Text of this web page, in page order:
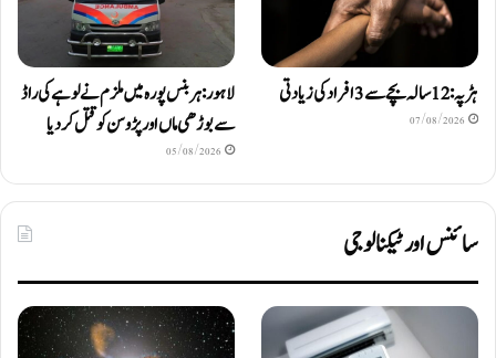
ہڑپہ: 12 سالہ بچے سے 3 افراد کی زیادتی
07/08/2026
لاہور: ہربنس پورہ میں ملزم نے لوہے کی راڈ
سے بوڑھی ماں اور پڑوسن کو قتل کر دیا
05/08/2026
سائنس اور ٹیکنالوجی